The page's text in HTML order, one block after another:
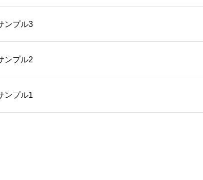
ンプル3
ンプル2
ンプル1